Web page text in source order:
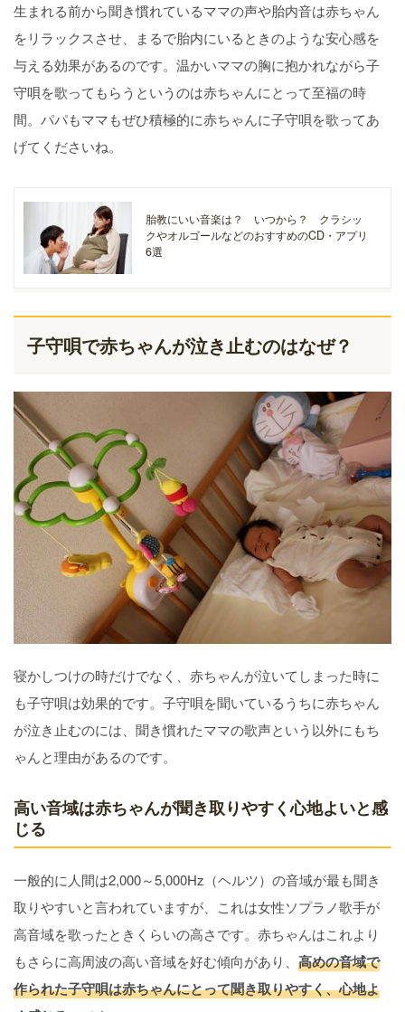
生まれる前から聞き慣れているママの声や胎内音は赤ちゃん
をリラックスさせ、まるで胎内にいるときのような安心感を
与える効果があるのです。温かいママの胸に抱かれながら子
守唄を歌ってもらうというのは赤ちゃんにとって至福の時
間。パパもママもぜひ積極的に赤ちゃんに子守唄を歌ってあ
げてくださいね。
胎教にいい音楽は？ いつから？ クラシッ
クやオルゴールなどのおすすめのCD・アプリ
6選
子守唄で赤ちゃんが泣き止むのはなぜ？
寝かしつけの時だけでなく、赤ちゃんが泣いてしまった時に
も子守唄は効果的です。子守唄を聞いているうちに赤ちゃん
が泣き止むのには、聞き慣れたママの歌声という以外にもち
ゃんと理由があるのです。
高い音域は赤ちゃんが聞き取りやすく心地よいと感
じる
一般的に人間は2,000～5,000Hz（ヘルツ）の音域が最も聞き
取りやすいと言われていますが、これは女性ソプラノ歌手が
高音域を歌ったときくらいの高さです。赤ちゃんはこれより
もさらに高周波の高い音域を好む傾向があり、 高めの音域で
作られた子守唄は赤ちゃんにとって聞き取りやすく、心地よ